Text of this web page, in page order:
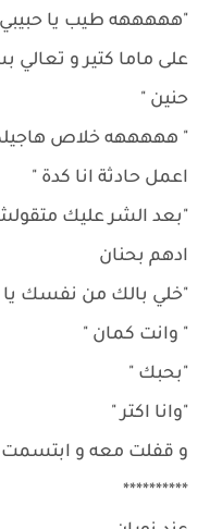
"هههههه طيب يا
على ماما كتير و
حنين "
" هههههه خلاص
اعمل حادثة انا كدة "
"بعد الشر عليك
ادهم بحنان
"خلي بالك من نفسك يا
" وانت كمان "
"بحبك "
"وانا اكتر "
و قفلت معه و
**********